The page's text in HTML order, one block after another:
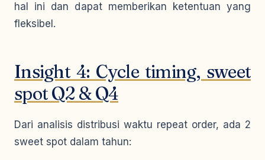
hal ini dan dapat memberikan ketentuan yang
fleksibel.
Insight 4: Cycle timing, sweet
spot Q2 & Q4
Dari analisis distribusi waktu repeat order, ada 2
sweet spot dalam tahun: